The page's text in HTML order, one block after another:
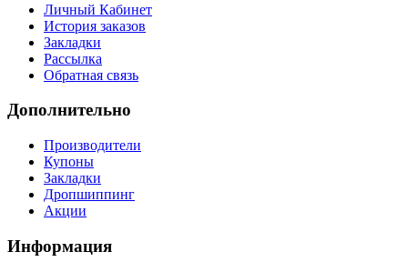
Личный Кабинет
История заказов
Закладки
Рассылка
Обратная связь
Дополнительно
Производители
Купоны
Закладки
Дропшиппинг
Акции
Информация